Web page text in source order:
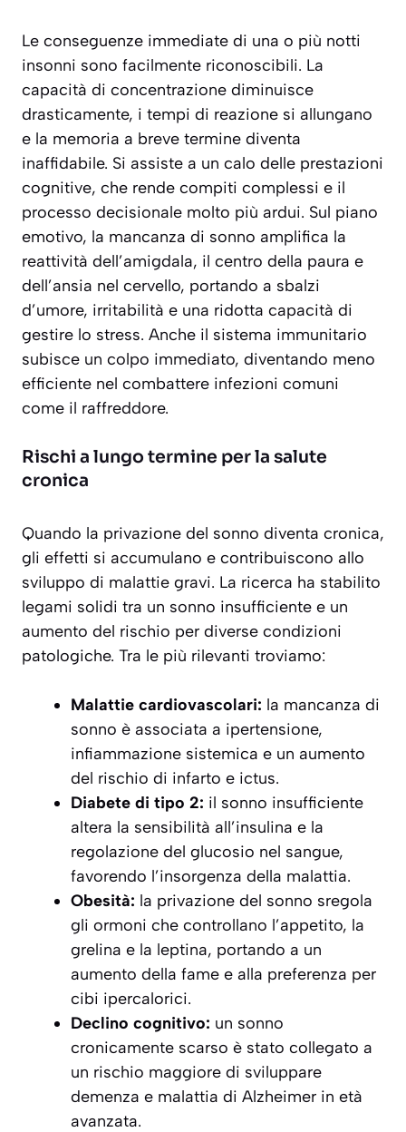
Le conseguenze immediate di una o più notti
insonni sono facilmente riconoscibili. La
capacità di concentrazione diminuisce
drasticamente, i tempi di reazione si allungano
e la memoria a breve termine diventa
inaffidabile. Si assiste a un calo delle prestazioni
cognitive, che rende compiti complessi e il
processo decisionale molto più ardui. Sul piano
emotivo, la mancanza di sonno amplifica la
reattività dell’amigdala, il centro della paura e
dell’ansia nel cervello, portando a sbalzi
d’umore, irritabilità e una ridotta capacità di
gestire lo stress. Anche il sistema immunitario
subisce un colpo immediato, diventando meno
efficiente nel combattere infezioni comuni
come il raffreddore.
Rischi a lungo termine per la salute
cronica
Quando la privazione del sonno diventa cronica,
gli effetti si accumulano e contribuiscono allo
sviluppo di malattie gravi. La ricerca ha stabilito
legami solidi tra un sonno insufficiente e un
aumento del rischio per diverse condizioni
patologiche. Tra le più rilevanti troviamo:
Malattie cardiovascolari: la mancanza di
sonno è associata a ipertensione,
infiammazione sistemica e un aumento
del rischio di infarto e ictus.
Diabete di tipo 2: il sonno insufficiente
altera la sensibilità all’insulina e la
regolazione del glucosio nel sangue,
favorendo l’insorgenza della malattia.
Obesità: la privazione del sonno sregola
gli ormoni che controllano l’appetito, la
grelina e la leptina, portando a un
aumento della fame e alla preferenza per
cibi ipercalorici.
Declino cognitivo: un sonno
cronicamente scarso è stato collegato a
un rischio maggiore di sviluppare
demenza e malattia di Alzheimer in età
avanzata.